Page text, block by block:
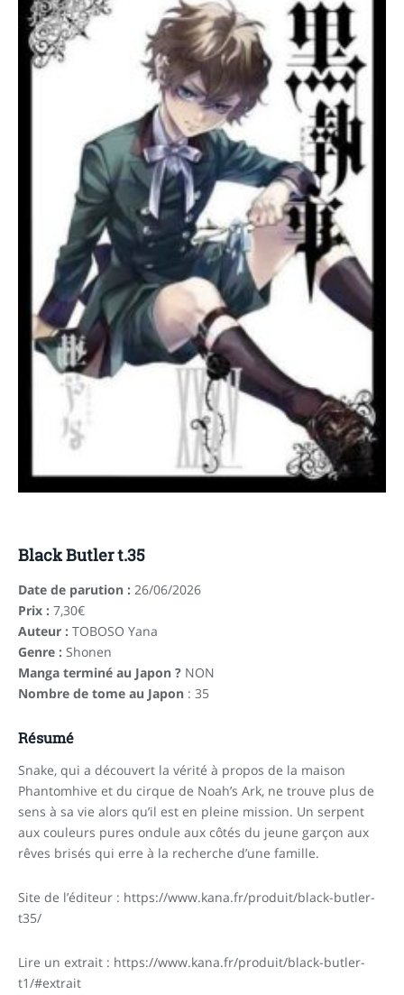
Black Butler t.35
Date de parution : 26/06/2026
Prix : 7,30€
Auteur : TOBOSO Yana
Genre : Shonen
Manga terminé au Japon ? NON
Nombre de tome au Japon : 35
Résumé
Snake, qui a découvert la vérité à propos de la maison
Phantomhive et du cirque de Noah’s Ark, ne trouve plus de
sens à sa vie alors qu’il est en pleine mission. Un serpent
aux couleurs pures ondule aux côtés du jeune garçon aux
rêves brisés qui erre à la recherche d’une famille.
Site de l’éditeur : https://www.kana.fr/produit/black-butler-
t35/
Lire un extrait : https://www.kana.fr/produit/black-butler-
t1/#extrait